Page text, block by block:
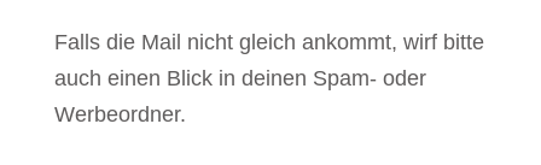
Falls die Mail nicht gleich ankommt, wirf bitte
auch einen Blick in deinen Spam- oder
Werbeordner.